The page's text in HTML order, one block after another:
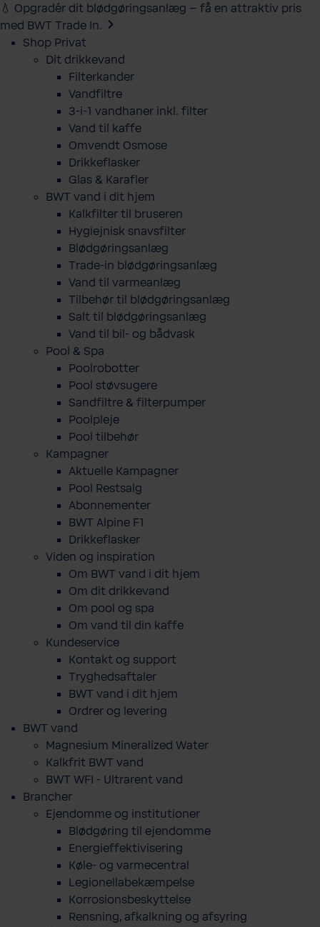
💧 Opgradér dit blødgøringsanlæg – få en attraktiv pris
med BWT Trade In.
Shop Privat
Dit drikkevand
Filterkander
Vandfiltre
3-i-1 vandhaner inkl. filter
Vand til kaffe
Omvendt Osmose
Drikkeflasker
Glas & Karafler
BWT vand i dit hjem
Kalkfilter til bruseren
Hygiejnisk snavsfilter
Blødgøringsanlæg
Trade-in blødgøringsanlæg
Vand til varmeanlæg
Tilbehør til blødgøringsanlæg
Salt til blødgøringsanlæg
Vand til bil- og bådvask
Pool & Spa
Poolrobotter
Pool støvsugere
Sandfiltre & filterpumper
Poolpleje
Pool tilbehør
Kampagner
Aktuelle Kampagner
Pool Restsalg
Abonnementer
BWT Alpine F1
Drikkeflasker
Viden og inspiration
Om BWT vand i dit hjem
Om dit drikkevand
Om pool og spa
Om vand til din kaffe
Kundeservice
Kontakt og support
Tryghedsaftaler
BWT vand i dit hjem
Ordrer og levering
BWT vand
Magnesium Mineralized Water
Kalkfrit BWT vand
BWT WFI - Ultrarent vand
Brancher
Ejendomme og institutioner
Blødgøring til ejendomme
Energieffektivisering
Køle- og varmecentral
Legionellabekæmpelse
Korrosionsbeskyttelse
Rensning, afkalkning og afsyring